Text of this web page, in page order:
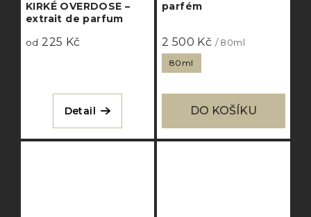
KIRKÉ OVERDOSE –
extrait de parfum
od 225 Kč
Detail
parfém
2 500 Kč / 80ml
80ml
DO KOŠÍKU